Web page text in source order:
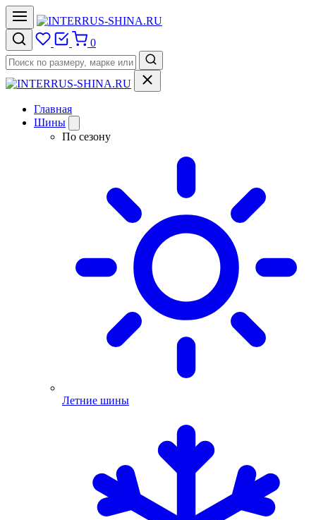
0
Главная
Шины
По сезону
Летние шины